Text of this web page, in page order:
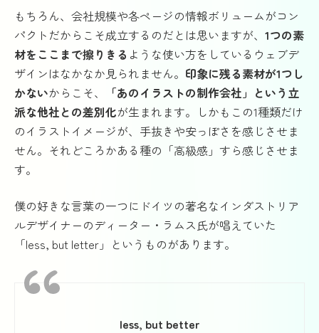
もちろん、会社規模や各ページの情報ボリュームがコン
パクトだからこそ成立するのだとは思いますが、 1つの素
材をここまで擦りきる ような使い方をしているウェブデ
ザインはなかなか見られません。 印象に残る素材が1つし
かないからこそ、
「あのイラストの制作会社」という立
派な他社との差別化が生まれます。しかもこの1種類だけ
のイラストイメージが、手抜きや安っぽさを感じさせま
せん。それどころかある種の「高級感」すら感じさせま
す。
僕の好きな言葉の一つにドイツの著名なインダストリア
ルデザイナーのディーター・ラムス氏が唱えていた
「less, but letter」というものがあります。
less, but better